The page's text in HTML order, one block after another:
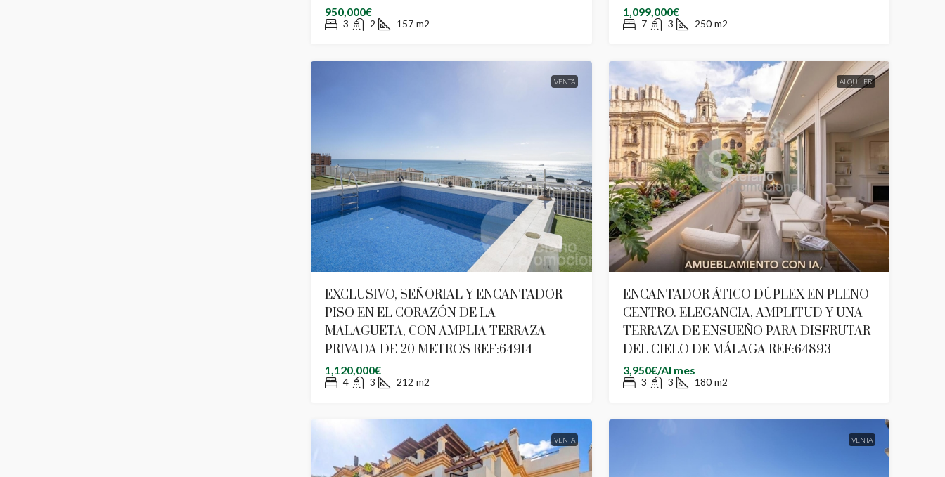
950,000€
3 2 157 m2
1,099,000€
7 3 250 m2
VENTA
EXCLUSIVO, SEÑORIAL Y ENCANTADOR
PISO EN EL CORAZÓN DE LA
MALAGUETA, CON AMPLIA TERRAZA
PRIVADA DE 20 METROS REF:64914
1,120,000€
4 3 212 m2
ALQUILER
ENCANTADOR ÁTICO DÚPLEX EN PLENO
CENTRO. ELEGANCIA, AMPLITUD Y UNA
TERRAZA DE ENSUEÑO PARA DISFRUTAR
DEL CIELO DE MÁLAGA REF:64893
3,950€/Al mes
3 3 180 m2
VENTA VENTA